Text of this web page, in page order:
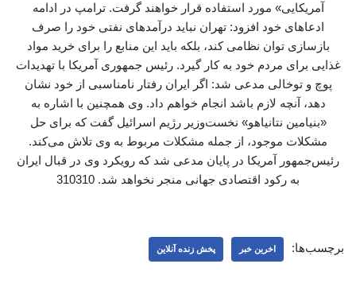
آمریکایی» مورد استفاده قرار خواهند گرفت. ترامپ در ادامه
ادعاهای خود افزود: تهران نباید درآمدهای نفتی خود را صرف
بازسازی توان نظامی کند، بلکه باید این منابع را برای خرید مواد
غذایی برای مردم خود به کار گیرد. رئیس جمهوری آمریکا با تهدیدات
پوچ و توخالی مدعی شد: اگر ایران رفتار نامناسبی از خود نشان
دهد، آنچه لازم باشد انجام خواهم داد. وی همچنین با اشاره به
«بنیامین نتانیاهو» نخست‌وزیر رژیم اسرائیل گفت که برای حل
مشکلات موجود، از جمله مشکلات مربوط به وی تلاش می‌کند.
رئیس‌جمهور آمریکا در پایان مدعی شد که رویکرد وی در قبال ایران
به رکود اقتصادی جهانی منجر نخواهد شد. 310310
برچسب‌ها: اخرین خبر پخش زنده آنلاین